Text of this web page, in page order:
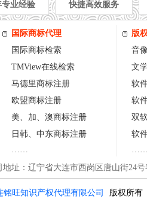
专业经验 快捷高效服务
国际商标代理
国际商标检索
TMView在线检索
马德里商标注册
欧盟商标注册
美、加、澳商标注册
日 韩、中东商标注册
……
版
音
文
软
软
双
软
址：辽宁省大连市西岗区唐山街24
铭旺知识产权代理有限公司 版权所有